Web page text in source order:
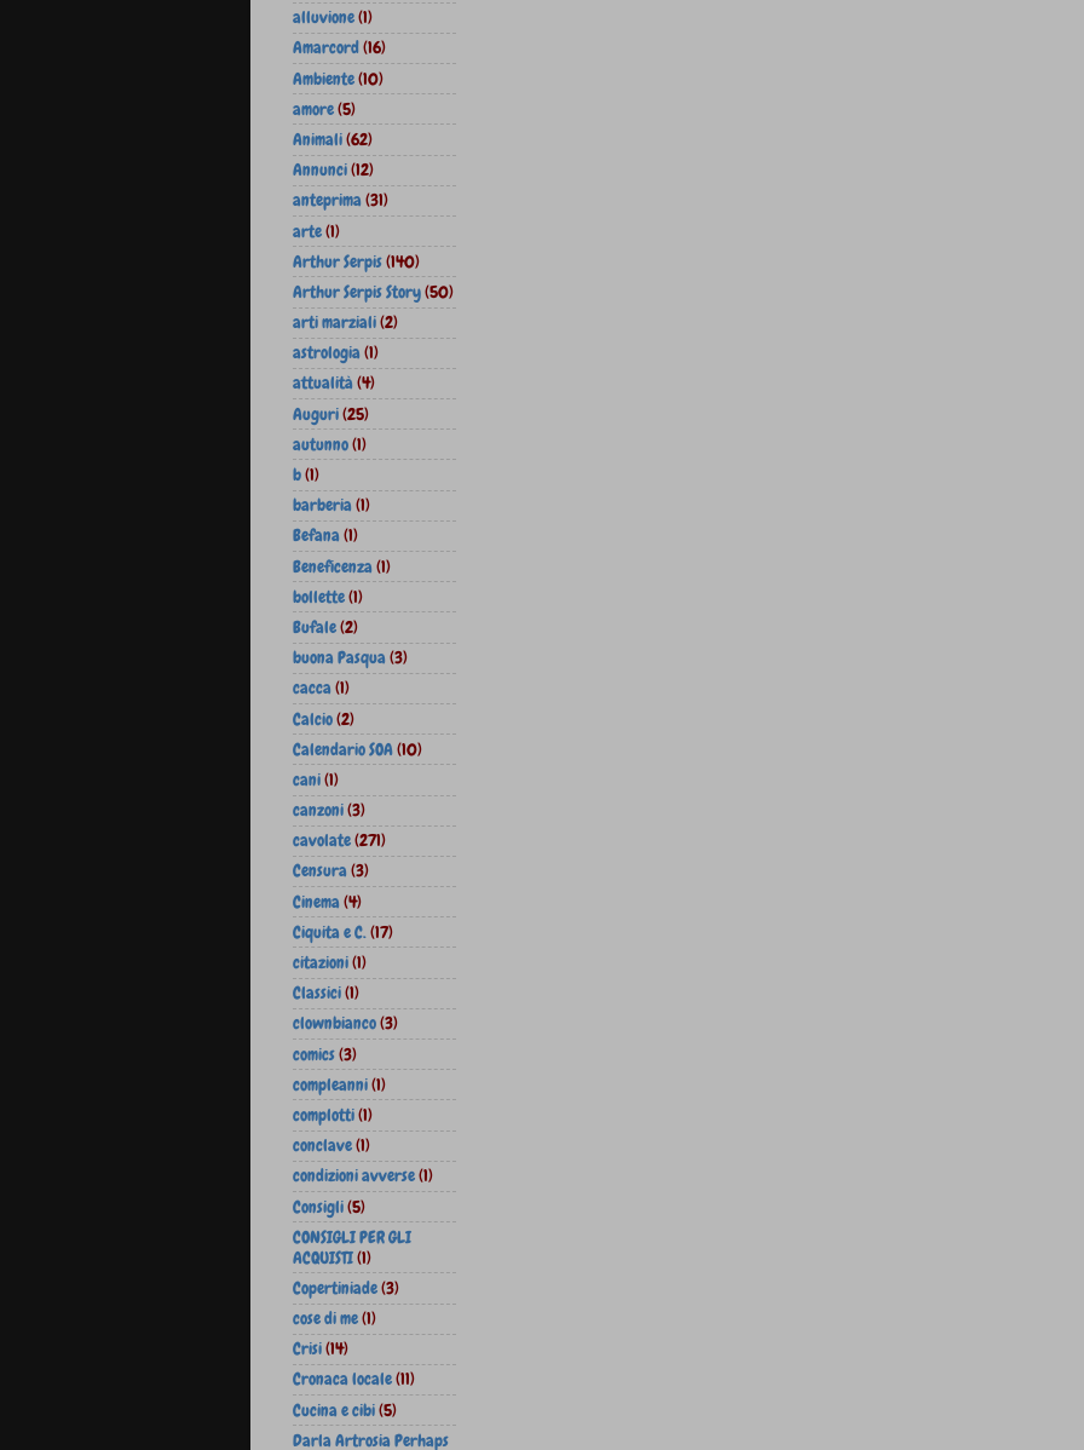
alluvione(1)
Amarcord(16)
Ambiente(10)
amore(5)
Animali(62)
Annunci(12)
anteprima(31)
arte(1)
Arthur Serpis(140)
Arthur Serpis Story(50)
arti marziali(2)
astrologia(1)
attualità(4)
Auguri(25)
autunno(1)
b(1)
barberia(1)
Befana(1)
Beneficenza(1)
bollette(1)
Bufale(2)
buona Pasqua(3)
cacca(1)
Calcio(2)
Calendario SOA(10)
cani(1)
canzoni(3)
cavolate(271)
Censura(3)
Cinema(4)
Ciquita e C.(17)
citazioni(1)
Classici(1)
clownbianco(3)
comics(3)
compleanni(1)
complotti(1)
conclave(1)
condizioni avverse(1)
Consigli(5)
CONSIGLI PER GLI
ACQUISTI(1)
Copertiniade(3)
cose di me(1)
Crisi(14)
Cronaca locale(11)
Cucina e cibi(5)
Darla Artrosia Perhaps